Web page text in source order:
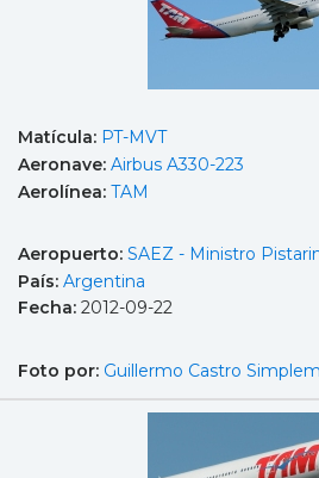
Matícula: PT-MVT
Aeronave: Airbus A330-223
Aerolínea: TAM
Aeropuerto: SAEZ - Ministro
País: Argentina
Fecha: 2012-09-22
Foto por: Guillermo Castro